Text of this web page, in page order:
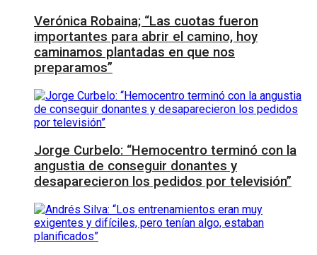
Verónica Robaina; “Las cuotas fueron
importantes para abrir el camino, hoy
caminamos plantadas en que nos
preparamos”
Jorge Curbelo: “Hemocentro terminó con la
angustia de conseguir donantes y
desaparecieron los pedidos por televisión”